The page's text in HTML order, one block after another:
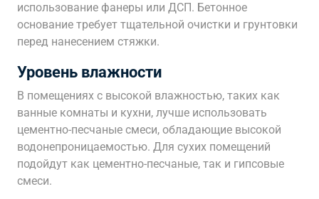
использование фанеры или ДСП. Бетонное
основание требует тщательной очистки и грунтовки
перед нанесением стяжки.
Уровень влажности
В помещениях с высокой влажностью, таких как
ванные комнаты и кухни, лучше использовать
цементно-песчаные смеси, обладающие высокой
водонепроницаемостью. Для сухих помещений
подойдут как цементно-песчаные, так и гипсовые
смеси.